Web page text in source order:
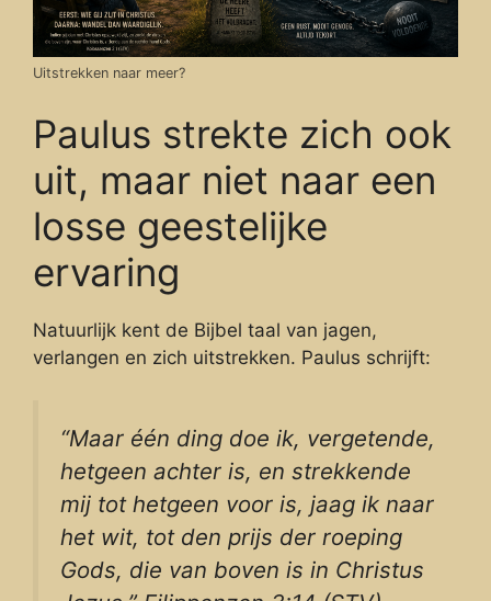
Uitstrekken naar meer?
Paulus strekte zich ook
uit, maar niet naar een
losse geestelijke
ervaring
Natuurlijk kent de Bijbel taal van jagen,
verlangen en zich uitstrekken. Paulus schrijft:
“Maar één ding doe ik, vergetende,
hetgeen achter is, en strekkende
mij tot hetgeen voor is, jaag ik naar
het wit, tot den prijs der roeping
Gods, die van boven is in Christus